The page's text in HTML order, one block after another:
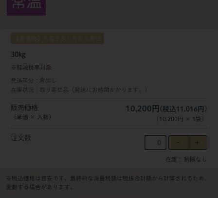
30kg
軽減税率対象
発送区分
倉出し
在庫状況
取り寄せ品（発送にお時間かかります。）
販売価格
（単価 × 入数）
10,200円 (税込11,016円)
（ 10,200円 × 1 袋 ）
注文数
在庫 制限なし
※税込価格は目安です。最終的な消費税額は税抜合計額から計算されるため、
変動する場合があります。